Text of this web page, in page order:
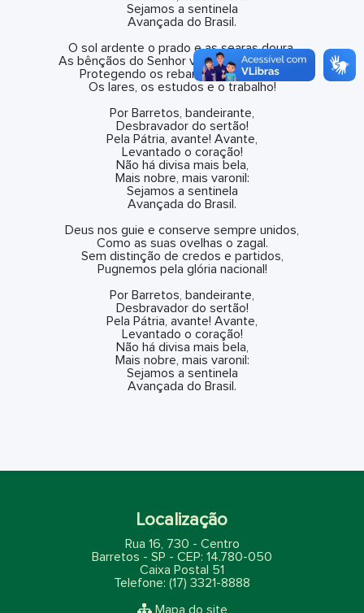
Sejamos a sentinela
Avançada do Brasil.
O sol ardente o prado e as searas doura.
As bênçãos do Senhor vêm como o orvalho,
Protegendo os rebanhos e a lavoura,
Os lares, os estudos e o trabalho!
Por Barretos, bandeirante,
Desbravador do sertão!
Pela Pátria, avante! Avante,
Levantado o coração!
Não há divisa mais bela,
Mais nobre, mais varonil:
Sejamos a sentinela
Avançada do Brasil.
Deus nos guie e conserve sempre unidos,
Como as suas ovelhas o zagal.
Sem distinção de credos e partidos,
Pugnemos pela glória nacional!
Por Barretos, bandeirante,
Desbravador do sertão!
Pela Pátria, avante! Avante,
Levantado o coração!
Não há divisa mais bela,
Mais nobre, mais varonil:
Sejamos a sentinela
Avançada do Brasil.
Localização
Rua 16, 730 - Centro
Barretos - SP - CEP: 14.780-050
Caixa Postal 51
Telefone: (17) 3321-8888
Mapa do site